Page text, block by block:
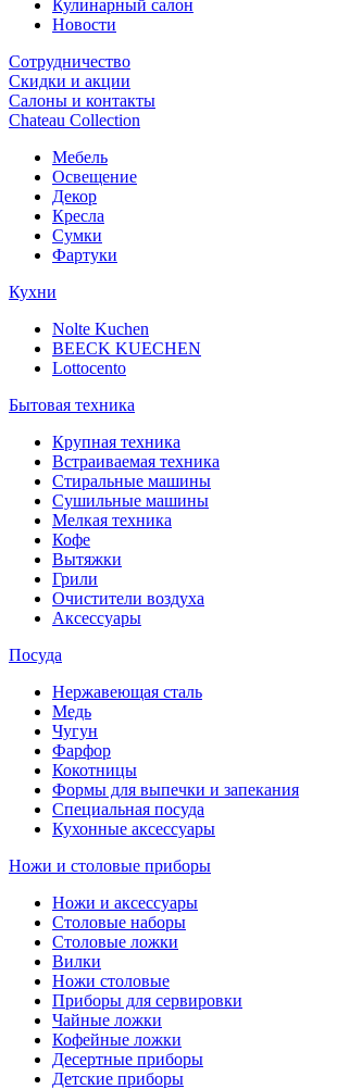
Кулинарный салон
Новости
Сотрудничество
Скидки и акции
Салоны и контакты
Chateau Collection
Мебель
Освещение
Декор
Кресла
Сумки
Фартуки
Кухни
Nolte Kuchen
BEECK KUECHEN
Lottocento
Бытовая техника
Крупная техника
Встраиваемая техника
Стиральные машины
Сушильные машины
Мелкая техника
Кофе
Вытяжки
Грили
Очистители воздуха
Аксессуары
Посуда
Нержавеющая сталь
Медь
Чугун
Фарфор
Кокотницы
Формы для выпечки и запекания
Специальная посуда
Кухонные аксессуары
Ножи и столовые приборы
Ножи и аксессуары
Столовые наборы
Столовые ложки
Вилки
Ножи столовые
Приборы для сервировки
Чайные ложки
Кофейные ложки
Десертные приборы
Детские приборы